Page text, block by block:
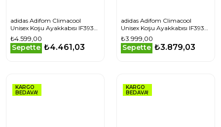
adidas Adifom Climacool
Unisex Koşu Ayakkabısı IF3935
Gri
₺4.599,00
Sepette ₺4.461,03
adidas Adifom Climacool
Unisex Koşu Ayakkabısı IF3938
Gri
₺3.999,00
Sepette ₺3.879,03
KARGO
BEDAVA!
KARGO
BEDAVA!